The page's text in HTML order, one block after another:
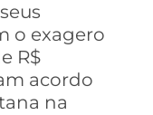
o exagero
R$
acordo
na